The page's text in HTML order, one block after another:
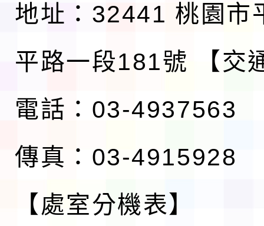
地址：32441 桃園市
平路一段181號
【交
電話：03-4937563
傳真：03-4915928
【處室分機表】